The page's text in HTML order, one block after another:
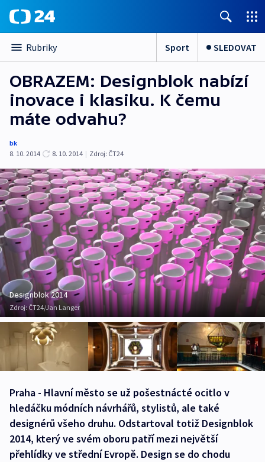
Rubriky Sport SLEDOVAT
OBRAZEM: Designblok nabízí
inovace i klasiku. K čemu
máte odvahu?
bk
8. 10. 2014
8. 10. 2014 | Zdroj: ČT24
Designblok 2014
Zdroj:ČT24/Jan Langer
Praha - Hlavní město se už pošestnácté ocitlo v
hledáčku módních návrhářů, stylistů, ale také
designérů všeho druhu. Odstartoval totiž Designblok
2014, který ve svém oboru patří mezi největší
přehlídky ve střední Evropě. Design se do chodu